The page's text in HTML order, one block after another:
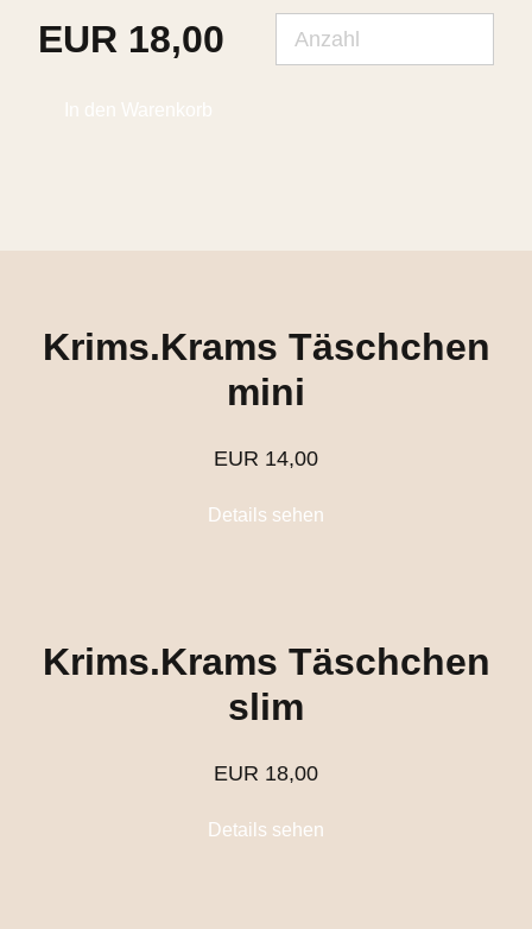
EUR 18,00
Krims.Krams Täschchen
mini
EUR 14,00
Details sehen
Krims.Krams Täschchen
slim
EUR 18,00
Details sehen